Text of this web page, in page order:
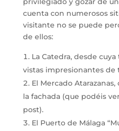
cuenta con numerosos
visitante no se puede
de ellos:
La Catedra, desde
vistas impresionantes de
El Mercado
la fachada (que podéis
post).
El Puerto de Málaga